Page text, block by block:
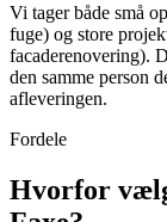
Vi tager både små
fuge) og store
facaderenovering).
den samme person
afleveringen.
Fordele
Hvorfor